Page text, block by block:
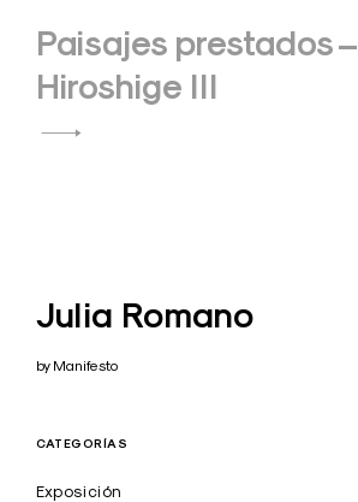
Paisajes prestados –
Hiroshige III
Julia Romano
by Manifesto
CATEGORÍAS
Exposición